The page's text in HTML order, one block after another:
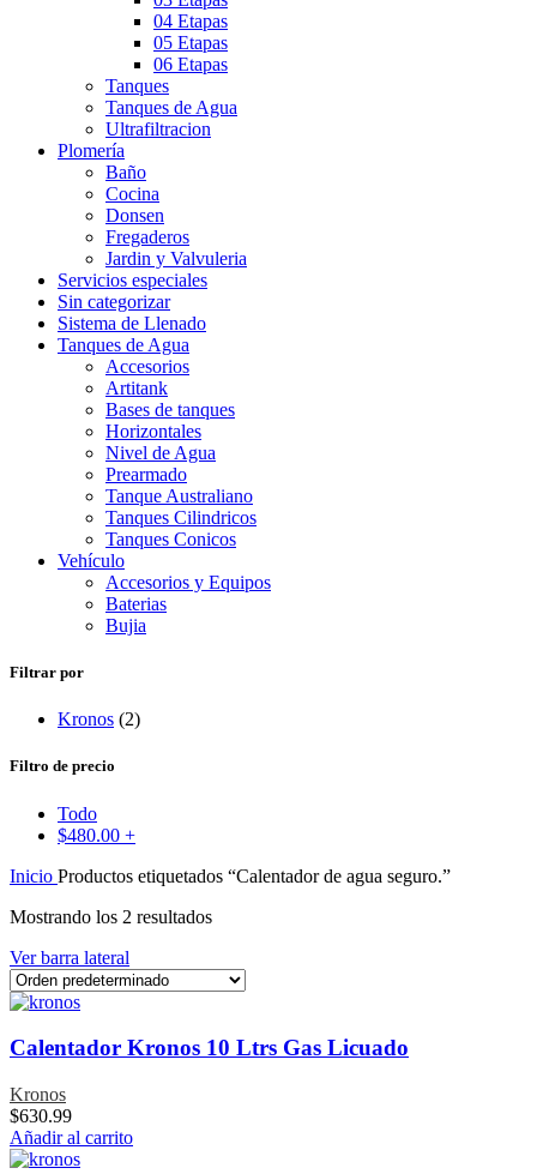
04 Etapas
05 Etapas
06 Etapas
Tanques
Tanques de Agua
Ultrafiltracion
Plomería
Baño
Cocina
Donsen
Fregaderos
Jardin y Valvuleria
Servicios especiales
Sin categorizar
Sistema de Llenado
Tanques de Agua
Accesorios
Artitank
Bases de tanques
Horizontales
Nivel de Agua
Prearmado
Tanque Australiano
Tanques Cilindricos
Tanques Conicos
Vehículo
Accesorios y Equipos
Baterias
Bujia
Filtrar por
Kronos (2)
Filtro de precio
Todo
$480.00 +
Inicio Productos etiquetados “Calentador de agua seguro.”
Mostrando los 2 resultados
Ver barra lateral
Calentador Kronos 10 Ltrs Gas Licuado
Kronos
$630.99
Añadir al carrito